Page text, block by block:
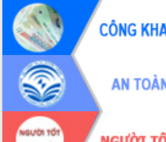
Ứng dụng sinh trắc học - Bước tiến
trong hành trình chuyển đổi số tại Đắk
Lắk
Đắk Lắk nâng cao hiệu quả công tác
Đảng từ Sổ tay đảng viên điện tử
Đắk Lắk đẩy mạnh nuôi biển công
nghệ, hướng tới phát triển thủy sản
bền vững
Tập huấn nâng cao năng lực triển khai
chuyển đổi số cho cán bộ, công chức
cấp xã